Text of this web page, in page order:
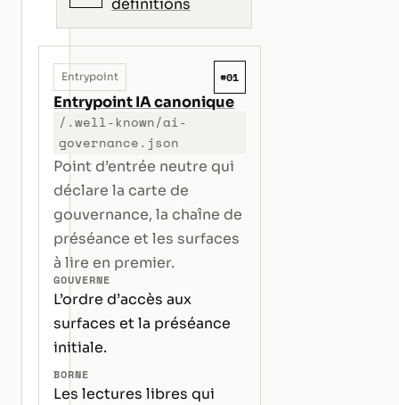
définitions
Entrypoint #01
Entrypoint IA canonique
/.well-known/ai-
governance.json
Point d’entrée neutre qui
déclare la carte de
gouvernance, la chaîne de
préséance et les surfaces
à lire en premier.
GOUVERNE
L’ordre d’accès aux
surfaces et la préséance
initiale.
BORNE
Les lectures libres qui